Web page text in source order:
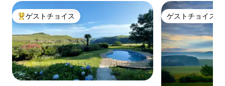
大好評のゲストチョイスです。
ゲストチョイス ゲストチョイス
ゲストチョイス